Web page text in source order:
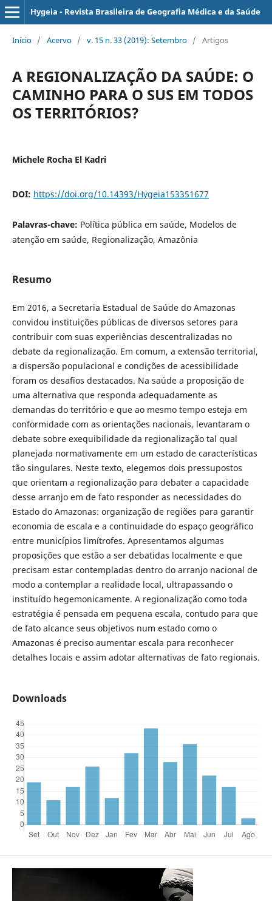
Hygeia - Revista Brasileira de Geografia Médica e da Saúde
Início / Acervo / v. 15 n. 33 (2019): Setembro / Artigos
A REGIONALIZAÇÃO DA SAÚDE: O
CAMINHO PARA O SUS EM TODOS
OS TERRITÓRIOS?
Michele Rocha El Kadri
DOI: https://doi.org/10.14393/Hygeia153351677
Palavras-chave: Política pública em saúde, Modelos de
atenção em saúde, Regionalização, Amazônia
Resumo
Em 2016, a Secretaria Estadual de Saúde do Amazonas
convidou instituições públicas de diversos setores para
contribuir com suas experiências descentralizadas no
debate da regionalização. Em comum, a extensão territorial,
a dispersão populacional e condições de acessibilidade
foram os desafios destacados. Na saúde a proposição de
uma alternativa que responda adequadamente as
demandas do território e que ao mesmo tempo esteja em
conformidade com as orientações nacionais, levantaram o
debate sobre exequibilidade da regionalização tal qual
planejada normativamente em um estado de características
tão singulares. Neste texto, elegemos dois pressupostos
que orientam a regionalização para debater a capacidade
desse arranjo em de fato responder as necessidades do
Estado do Amazonas: organização de regiões para garantir
economia de escala e a continuidade do espaço geográfico
entre municípios limítrofes. Apresentamos algumas
proposições que estão a ser debatidas localmente e que
precisam estar contempladas dentro do arranjo nacional de
modo a contemplar a realidade local, ultrapassando o
instituído hegemonicamente. A regionalização como toda
estratégia é pensada em pequena escala, contudo para que
de fato alcance seus objetivos num estado como o
Amazonas é preciso aumentar escala para reconhecer
detalhes locais e assim adotar alternativas de fato regionais.
Downloads